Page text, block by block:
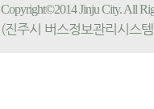
Copyright©2014 Jinju City. All
(진주시 버스정보관리시스